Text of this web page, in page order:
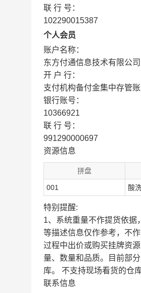
联 行 号：
102290015387
个人会员
账户名称：
东方付通信息技术有限公司
开 户 行：
支付机构备付金集中存管
银行账号：
10366921
联 行 号：
991290000697
资源信息
拼盘
001 酸
特别提醒:
1、系统重量不作提货依据
等描述信息仅作参考，不
过程中出价或购买挂牌资
量、数量和品质。目前部
库。 不支持现场看货的仓
联系信息